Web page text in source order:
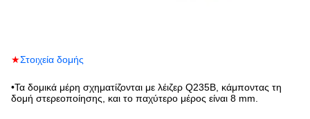
★Στοιχεία δομής
•Τα δομικά μέρη σχηματίζονται με λέιζερ Q235B, κάμποντας τη
δομή στερεοποίησης, και το παχύτερο μέρος είναι 8 mm.